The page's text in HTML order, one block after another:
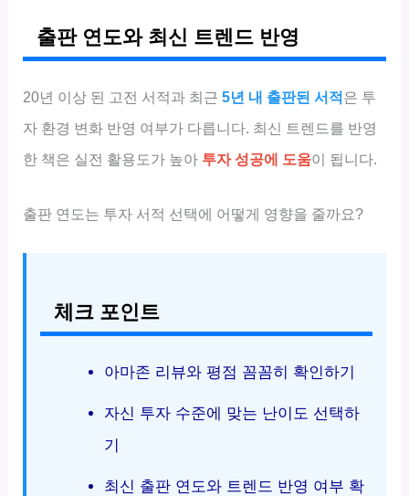
출판 연도와 최신 트렌드 반영
20년 이상 된 고전 서적과 최근5년 내 출판된 서적은 투
자 환경 변화 반영 여부가 다릅니다. 최신 트렌드를 반영
한 책은 실전 활용도가 높아 투자 성공에 도움이 됩니다.
출판 연도는 투자 서적 선택에 어떻게 영향을 줄까요?
체크 포인트
아마존 리뷰와 평점 꼼꼼히 확인하기
자신 투자 수준에 맞는 난이도 선택하
기
최신 출판 연도와 트렌드 반영 여부 확